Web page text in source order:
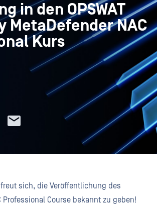
in den OPSWAT
MetaDefender NAC
Kurs
freut sich, die Veröffentlichung des
Professional Course bekannt zu geben!